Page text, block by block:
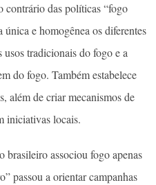
contrário das políticas “fogo
e homogênea os diferentes
tradicionais do fogo e a
do fogo. Também estabelece
além de criar mecanismos de
iniciativas locais.
brasileiro associou fogo apenas
passou a orientar campanhas